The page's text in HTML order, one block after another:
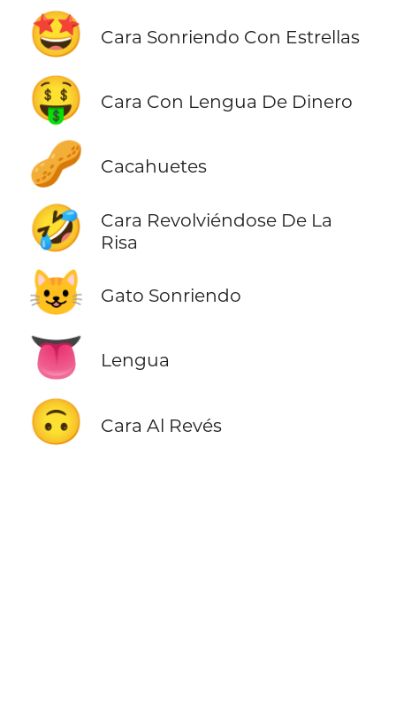
🤩 Cara Sonriendo Con Estrellas
🤑 Cara Con Lengua De Dinero
🥜 Cacahuetes
🤣
Cara Revolviéndose De La
Risa
😺 Gato Sonriendo
👅 Lengua
🙃 Cara Al Revés